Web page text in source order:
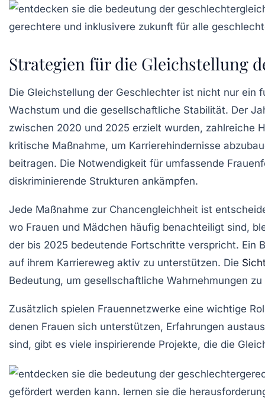
Strategien für die Gleichstellung
Die Gleichstellung der Geschlechter ist nicht nur ein
Wachstum und die gesellschaftliche Stabilität. Der
zwischen 2020 und 2025 erzielt wurden, zahlreiche
kritische Maßnahme, um Karrierehindernisse
beitragen. Die Notwendigkeit für umfassende
diskriminierende Strukturen ankämpfen.
Jede Maßnahme zur Chancengleichheit ist
wo Frauen und Mädchen häufig benachteiligt sind,
der bis 2025 bedeutende Fortschritte verspricht. Ein
auf ihrem Karriereweg aktiv zu unterstützen. Die
Bedeutung, um gesellschaftliche Wahrnehmungen
Zusätzlich spielen Frauennetzwerke eine wichtige
denen Frauen sich unterstützen, Erfahrungen
sind, gibt es viele inspirierende Projekte, die die